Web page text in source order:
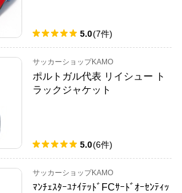
5.0(7件)
サッカーショップKAMO
ポルトガル代表 リイシュー ト
ラックジャケット
5.0(6件)
サッカーショップKAMO
ﾏﾝﾁｪｽﾀｰﾕﾅｲﾃｯﾄﾞFCｻｰﾄﾞｵｰｾﾝﾃｨｯ